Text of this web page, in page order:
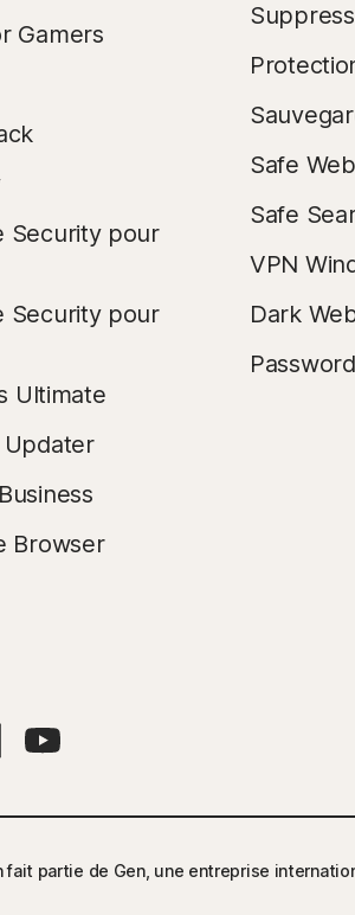
Gamers
Security pour
Security pour
Ultimate
Browser
Safe Web
Safe
VPN
Dark
fait partie de Gen, une entreprise